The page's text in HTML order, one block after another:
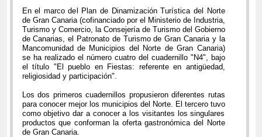
En el marco del Plan de Dinamización Turística del Norte
de Gran Canaria (cofinanciado por el Ministerio de Industria,
Turismo y Comercio, la Consejería de Turismo del Gobierno
de Canarias, el Patronato de Turismo de Gran Canaria y la
Mancomunidad de Municipios del Norte de Gran Canaria)
se ha realizado el número cuatro del cuadernillo "N4", bajo
el título "El pueblo en Fiestas: referente en antigüedad,
religiosidad y participación".
Los dos primeros cuadernillos propusieron diferentes rutas
para conocer mejor los municipios del Norte. El tercero tuvo
como objetivo dar a conocer a los visitantes los singulares
productos que conforman la oferta gastronómica del Norte
de Gran Canaria.